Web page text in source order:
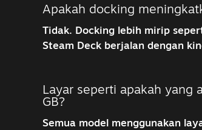
Apakah docking
Tidak. Docking lebih mirip
Steam Deck berjalan dengan
Layar seperti apakah yang
GB?
Semua model menggunakan